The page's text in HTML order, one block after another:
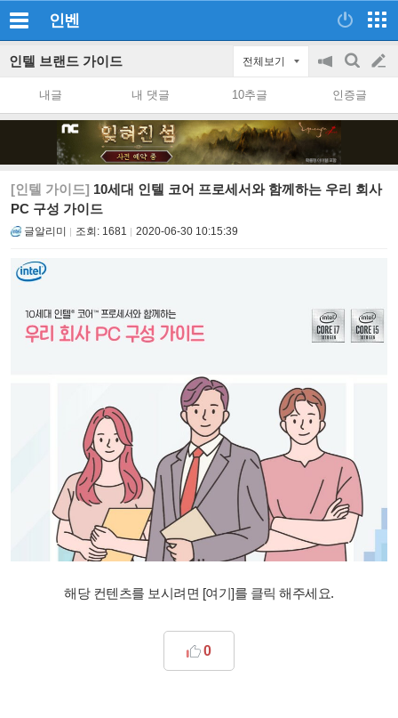
인벤
인텔 브랜드 가이드 전체보기
공
on/off
검
색
글
쓰
내글 내 댓글 10추글 인증글
[인텔 가이드] 10세대 인텔 코어 프로세서와 함께하는 우리 회사
PC 구성 가이드
글알리미 조회: 1681 2020-06-30 10:15:39
해당 컨텐츠를 보시려면 [여기]를 클릭 해주세요.
0